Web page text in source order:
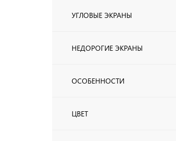
УГЛОВЫЕ ЭКРАНЫ
НЕДОРОГИЕ ЭКРАНЫ
ОСОБЕННОСТИ
ЦВЕТ